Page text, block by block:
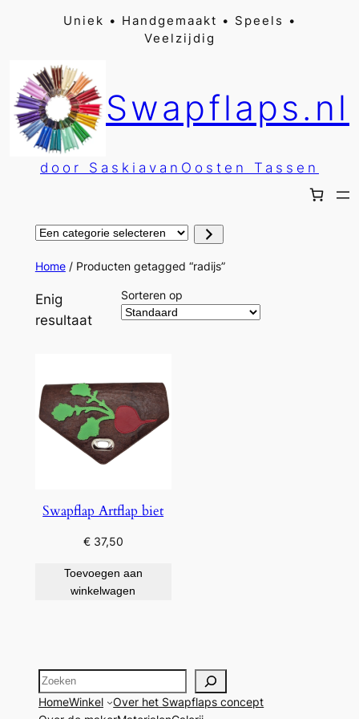
inhoud
Uniek • Handgemaakt • Speels •
Veelzijdig
Swapflaps.nl
door SaskiavanOosten Tassen
Een
categorie
Home/ Producten getagged “radijs”
Enig
resultaat
Sorteren op
Swapflap Artflap biet
€37,50
Toevoegen aan
winkelwagen
Zoeken
HomeWinkel
Over het Swapflaps concept